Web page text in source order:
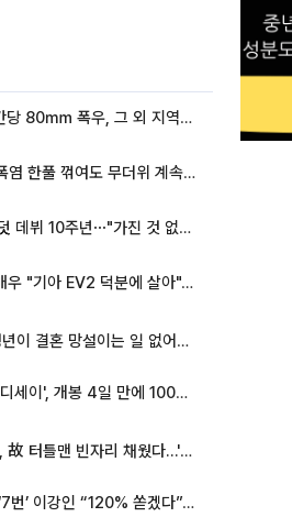
동해안은 시간당 80㎜ 폭우, 그 외 지역은 폭염…‘극과 극 날씨’
[내일 날씨] 폭염 한풀 꺾여도 무더위 계속⋯동해안 이틀 연속 비
임영웅, 어느덧 데뷔 10주년⋯"가진 것 없던 시절, 내 앞엔 20명의 팬뿐"
'굿 윌 헌팅' 배우 "기아 EV2 덕분에 살아"…교통사고 후 안전성 극찬
李대통령 “청년이 결혼 망설이는 일 없어야...제도상 불이익 조사”
놀란 감독 '오디세이', 개봉 4일 만에 100만 돌파⋯'왕사남' 보다 빠르다
'불명' 문세윤, 故 터틀맨 빈자리 채웠다…'거북이' 눈물의 최종 우승
AT마드리드 ‘7번’ 이강인 “120% 쏟겠다”⋯시메오네 감독 “필요한 선수”